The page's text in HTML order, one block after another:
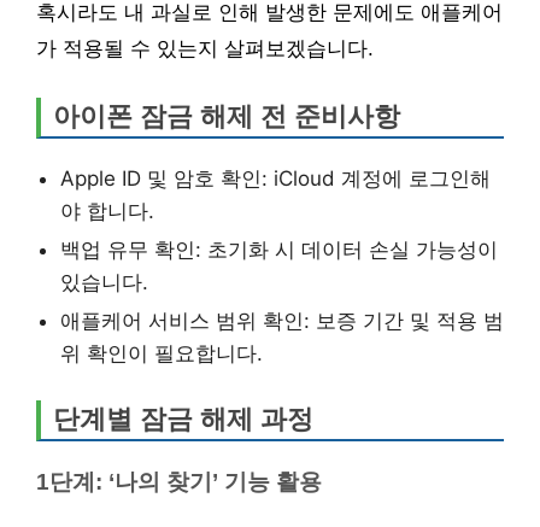
혹시라도 내 과실로 인해 발생한 문제에도 애플케어
가 적용될 수 있는지 살펴보겠습니다.
아이폰 잠금 해제 전 준비사항
Apple ID 및 암호 확인: iCloud 계정에 로그인해
야 합니다.
백업 유무 확인: 초기화 시 데이터 손실 가능성이
있습니다.
애플케어 서비스 범위 확인: 보증 기간 및 적용 범
위 확인이 필요합니다.
단계별 잠금 해제 과정
1단계: ‘나의 찾기’ 기능 활용